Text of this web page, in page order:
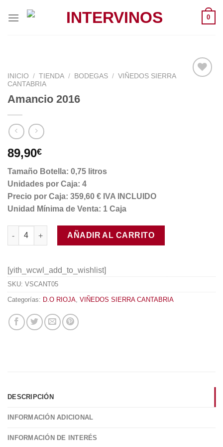
0
INICIO / TIENDA / BODEGAS / VIÑEDOS SIERRA
CANTABRIA
Amancio 2016
89,90€
Tamaño Botella: 0,75 litros
Unidades por Caja: 4
Precio por Caja: 359,60 € IVA INCLUIDO
Unidad Mínima de Venta: 1 Caja
Amancio 2016 cantidad
AÑADIR AL CARRITO
[yith_wcwl_add_to_wishlist]
SKU: VSCANT05
Categorías: D.O RIOJA, VIÑEDOS SIERRA CANTABRIA
DESCRIPCIÓN
INFORMACIÓN ADICIONAL
INFORMACIÓN DE INTERÉS